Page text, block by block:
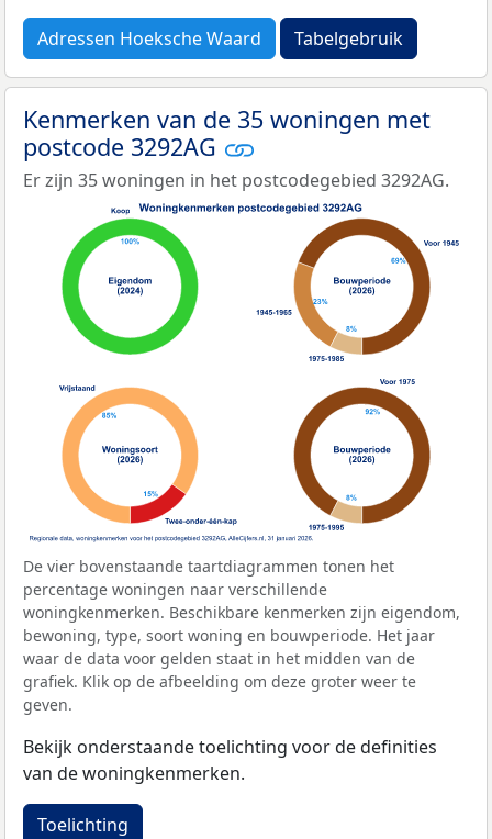
Adressen Hoeksche Waard Tabelgebruik
Kenmerken van de 35 woningen met
postcode 3292AG
Er zijn 35 woningen in het postcodegebied 3292AG.
De vier bovenstaande taartdiagrammen tonen het
percentage woningen naar verschillende
woningkenmerken. Beschikbare kenmerken zijn eigendom,
bewoning, type, soort woning en bouwperiode. Het jaar
waar de data voor gelden staat in het midden van de
grafiek. Klik op de afbeelding om deze groter weer te
geven.
Bekijk onderstaande toelichting voor de definities
van de woningkenmerken.
Toelichting